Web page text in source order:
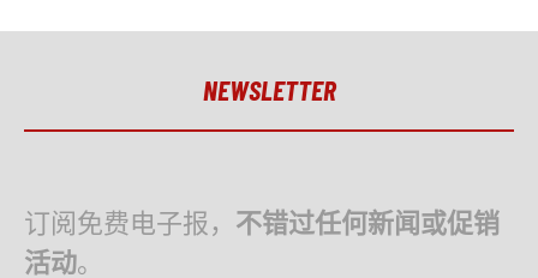
NEWSLETTER
订阅免费电子报， 不错过任何新闻或促销
活动。